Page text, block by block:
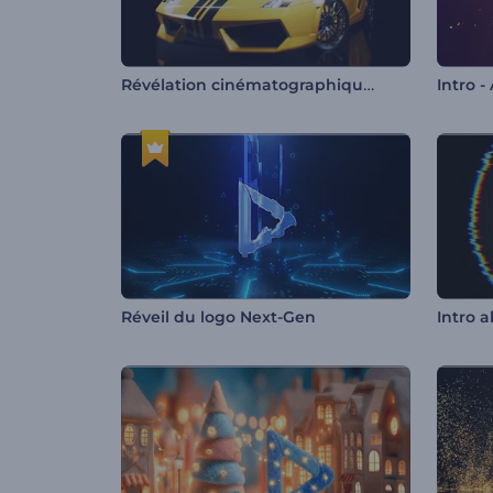
Révélation cinématographique de la voiture Intro -
Réveil du logo Next-Gen Intro